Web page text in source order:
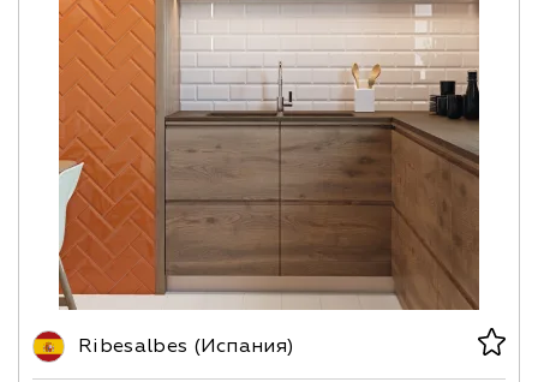
Ribesalbes (Испания)